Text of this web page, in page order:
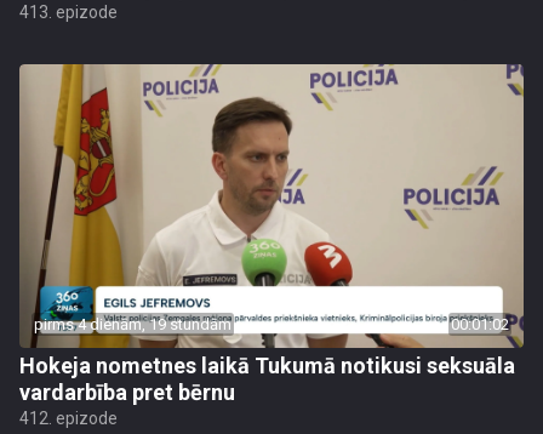
413. epizode
pirms 4 dienām, 19 stundām 00:01:02
Hokeja nometnes laikā Tukumā notikusi seksuāla
vardarbība pret bērnu
412. epizode